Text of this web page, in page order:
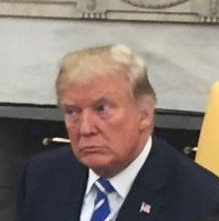
درباره تنگه هرمز
نبردی بر سر نفوذ تبدیل می‌شود